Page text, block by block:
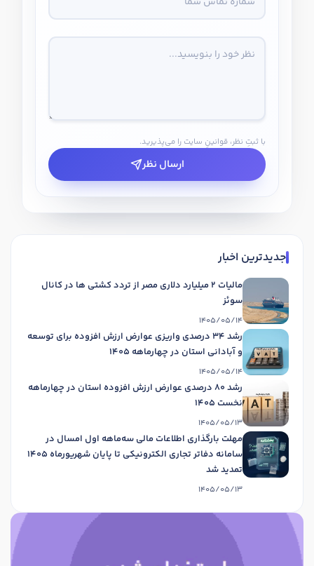
با ثبتِ نظر، قوانینِ سایت را می‌پذیرید.
ارسال نظر
جدیدترین اخبار
مالیات 2 میلیارد دلاری مصر از تردد کشتی ها در کانال
سوئز
1405/05/14
رشد 34 درصدی واریزی عوارض ارزش افزوده برای توسعه
و آبادانی استان در چهارماهه 1405
1405/05/14
رشد 80 درصدی عوارض ارزش افزوده استان در چهارماهه
نخست 1405
1405/05/13
مهلت بارگذاری اطلاعات مالی سه‌ماهه اول امسال در
سامانه دفاتر تجاری الکترونیکی تا پایان شهریورماه 1405
تمدید شد
1405/05/13